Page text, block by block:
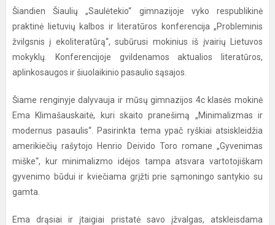
Šiandien Šiaulių „Saulėtekio“ gimnazijoje vyko respublikinė
praktinė lietuvių kalbos ir literatūros konferencija „Probleminis
žvilgsnis į ekoliteratūrą“, subūrusi mokinius iš įvairių Lietuvos
mokyklų. Konferencijoje gvildenamos aktualios literatūros,
aplinkosaugos ir šiuolaikinio pasaulio sąsajos.
Šiame renginyje dalyvauja ir mūsų gimnazijos 4c klasės mokinė
Ema Klimašauskaitė, kuri skaito pranešimą „Minimalizmas ir
modernus pasaulis“. Pasirinkta tema ypač ryškiai atsiskleidžia
amerikiečių rašytojo Henrio Deivido Toro romane „Gyvenimas
miške“, kur minimalizmo idėjos tampa atsvara vartotojiškam
gyvenimo būdui ir kviečiama grįžti prie sąmoningo santykio su
gamta.
Ema drąsiai ir įtaigiai pristatė savo įžvalgas, atskleisdama